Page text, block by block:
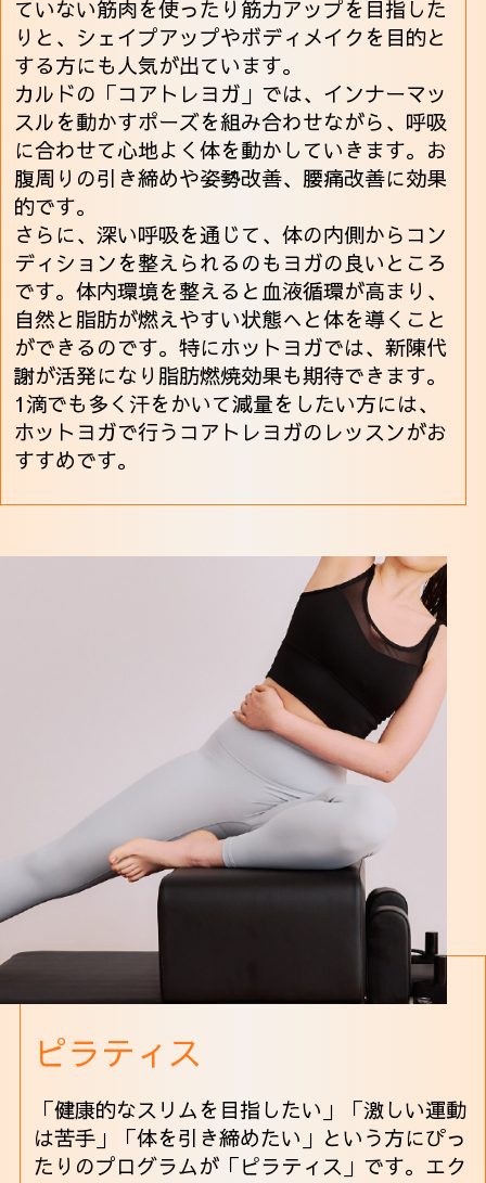
ていない筋肉を使ったり筋力アップを目指した
りと、シェイプアップやボディメイクを目的と
する方にも人気が出ています。
カルドの「コアトレヨガ」では、インナーマッ
スルを動かすポーズを組み合わせながら、呼吸
に合わせて心地よく体を動かしていきます。お
腹周りの引き締めや姿勢改善、腰痛改善に効果
的です。
さらに、深い呼吸を通じて、体の内側からコン
ディションを整えられるのもヨガの良いところ
です。体内環境を整えると血液循環が高まり、
自然と脂肪が燃えやすい状態へと体を導くこと
ができるのです。特にホットヨガでは、新陳代
謝が活発になり脂肪燃焼効果も期待できます。
1滴でも多く汗をかいて減量をしたい方には、
ホットヨガで行うコアトレヨガのレッスンがお
すすめです。
ピラティス
「健康的なスリムを目指したい」「激しい運動
は苦手」「体を引き締めたい」という方にぴっ
たりのプログラムが「ピラティス」です。エク